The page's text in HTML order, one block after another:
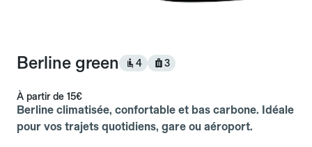
Berline green 4 3
À partir de 15€
Berline climatisée, confortable et bas carbone. Idéale
pour vos trajets quotidiens, gare ou aéroport.